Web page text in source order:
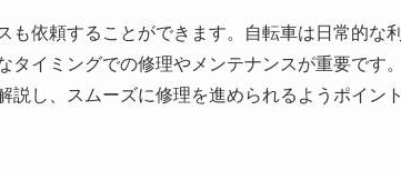
依頼することができます。自転車は日常的な利
イミングでの修理やメンテナンスが重要です。
し、スムーズに修理を進められるようポイント